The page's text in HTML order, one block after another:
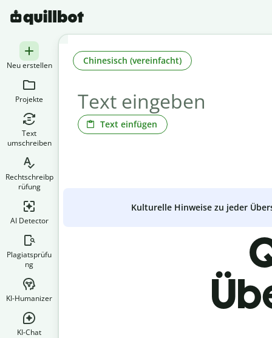
Neu erstellen
Projekte
Text
umschreiben
Rechtschreibp
rüfung
AI Detector
Plagiatsprüfu
ng
KI-Humanizer
KI-Chat
Text einfügen
Chinesisch (vereinfacht)
Kulturelle Hinweise zu jeder